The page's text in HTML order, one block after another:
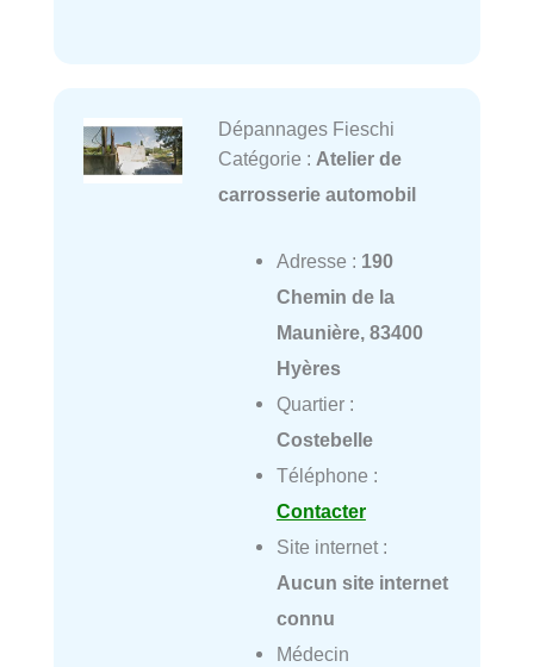
Dépannages Fieschi
Catégorie : Atelier de
carrosserie automobil
Adresse : 190
Chemin de la
Maunière, 83400
Hyères
Quartier :
Costebelle
Téléphone :
Contacter
Site internet :
Aucun site internet
connu
Médecin